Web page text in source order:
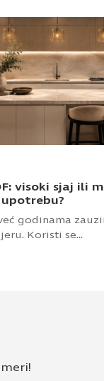
a u izradi
iverice i